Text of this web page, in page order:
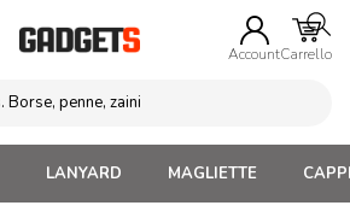
AccountCarrello
LANYARD MAGLIETTE